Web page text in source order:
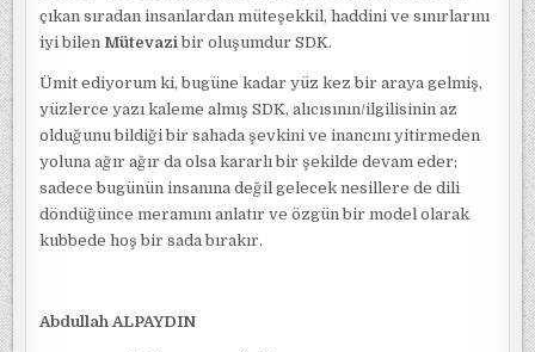
çıkan sıradan insanlardan müteşekkil, haddini ve sınırlarını
iyi bilen Mütevazibir oluşumdur SDK.
Ümit ediyorum ki, bugüne kadar yüz kez bir araya gelmiş,
yüzlerce yazı kaleme almış SDK, alıcısının/ilgilisinin az
olduğunu bildiği bir sahada şevkini ve inancını yitirmeden
yoluna ağır ağır da olsa kararlı bir şekilde devam eder;
sadece bugünün insanına değil gelecek nesillere de dili
döndüğünce meramını anlatır ve özgün bir model olarak
kubbede hoş bir sada bırakır.
Abdullah ALPAYDIN